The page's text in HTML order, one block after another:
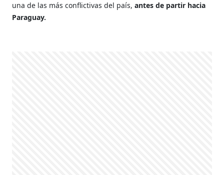
una de las más conflictivas del país,antes de partir hacia
Paraguay.